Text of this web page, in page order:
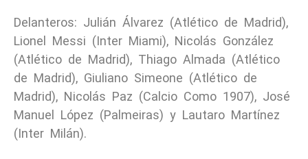
Delanteros: Julián Álvarez (Atlético de Madrid),
Lionel Messi (Inter Miami), Nicolás González
(Atlético de Madrid), Thiago Almada (Atlético
de Madrid), Giuliano Simeone (Atlético de
Madrid), Nicolás Paz (Calcio Como 1907), José
Manuel López (Palmeiras) y Lautaro Martínez
(Inter Milán).